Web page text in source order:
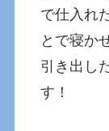
で仕入れ
とで寝か
引き出し
す！